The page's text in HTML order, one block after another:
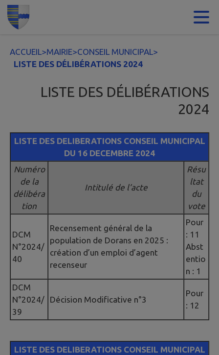
Contenu
ACCUEIL>MAIRIE>CONSEIL MUNICIPAL>
LISTE DES DÉLIBÉRATIONS 2024
LISTE DES DÉLIBÉRATIONS
2024
LISTE DES DELIBERATIONS CONSEIL MUNICIPAL
DU 16 DECEMBRE 2024
Numéro
de la
délibéra
tion
Intitulé de l’acte
Résu
ltat
du
vote
DCM
N°2024/
40
Recensement général de la
population de Dorans en 2025 :
création d’un emploi d’agent
recenseur
Pour
: 11
Abst
entio
n : 1
DCM
N°2024/
39
Décision Modificative n°3
Pour
: 12
LISTE DES DELIBERATIONS CONSEIL MUNICIPAL